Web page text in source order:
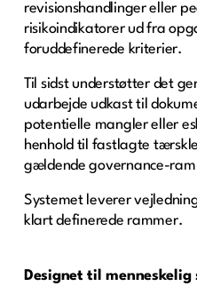
revisionshandlinger eller
risikoindikatorer ud fra
foruddefinerede kriterier.
Til sidst understøtter det
udarbejde udkast til
potentielle mangler eller
henhold til fastlagte
gældende governance-
Systemet leverer
klart definerede rammer.
Designet til